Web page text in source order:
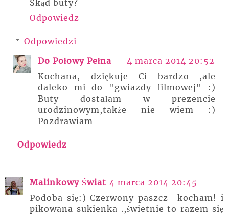
Skąd buty?
Odpowiedz
Odpowiedzi
Do Połowy Pełna
4 marca 2014 20:52
Kochana, dziękuje Ci bardzo ,ale
daleko mi do "gwiazdy filmowej" :)
Buty dostałam w prezencie
urodzinowym,także nie wiem :)
Pozdrawiam
Odpowiedz
Malinkowy Świat 4 marca 2014 20:45
Podoba się:) Czerwony paszcz- kocham! i
pikowana sukienka .,świetnie to razem się